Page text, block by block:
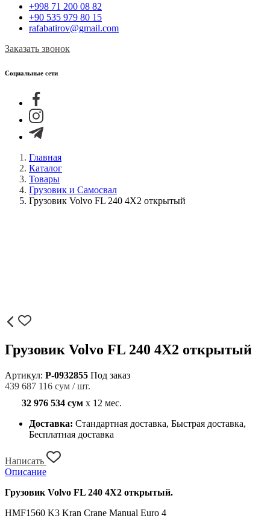
+998 71 200 08 82
+90 535 979 80 15
rafabatirov@gmail.com
Заказать звонок
Социальные сети
Главная
Каталог
Товары
Грузовик и Самосвал
Грузовик Volvo FL 240 4X2 открытый
Грузовик Volvo FL 240 4X2 открытый
Артикул: P-0932855 Под заказ
439 687 116 сум / шт.
32 976 534 сум x 12 мес.
Доставка: Стандартная доставка, Быстрая доставка,
Бесплатная доставка
Написать
Описание
Грузовик Volvo FL 240 4X2 открытый.
HMF1560 K3 Kran Crane Manual Euro 4